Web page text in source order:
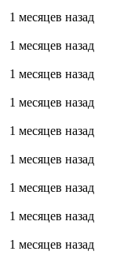
1 месяцев назад
1 месяцев назад
1 месяцев назад
1 месяцев назад
1 месяцев назад
1 месяцев назад
1 месяцев назад
1 месяцев назад
1 месяцев назад